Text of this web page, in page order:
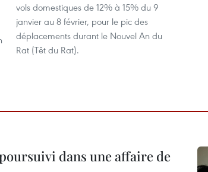
vols domestiques de 12% à 15% du 9
janvier au 8 février, pour le pic des
déplacements durant le Nouvel An du
Rat (Têt du Rat).
dans une affaire de